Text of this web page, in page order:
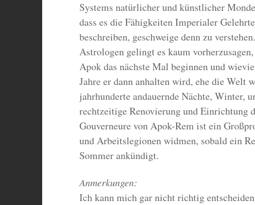
Systems natürlicher und künstlicher
dass es die Fähigkeiten Imperialer
beschreiben, geschweige denn zu
Astrologen gelingt es kaum
Apok das nächste Mal beginnen und
Jahre er dann anhalten wird, ehe die Welt
jahrhunderte andauernde Nächte, Winter,
rechtzeitige Renovierung und Einrichtung
Gouverneure von Apok-Rem ist ein
und Arbeitslegionen widmen, sobald ein
Sommer ankündigt.
Anmerkungen:
Ich kann mich gar nicht richtig